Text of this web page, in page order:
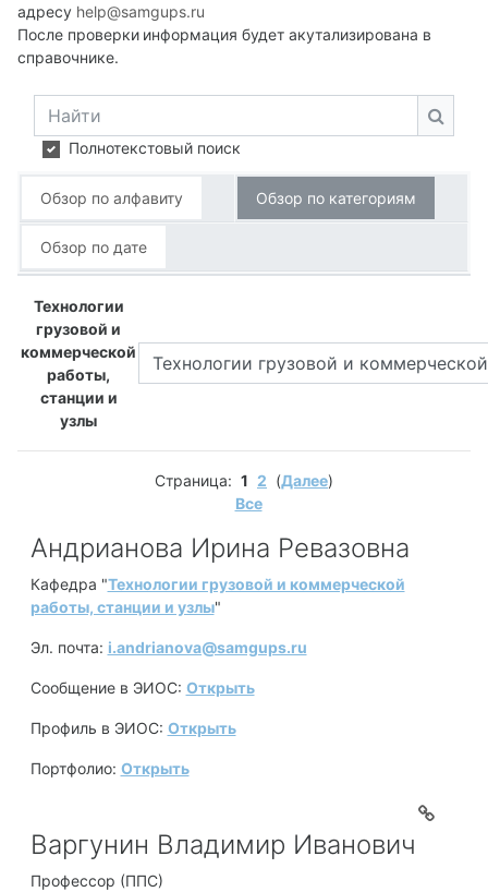
адресу help@samgups.ru
После проверки информация будет акутализирована в
справочнике.
Найти
Найти
Полнотекстовый поиск
Обзор по алфавиту Обзор по категориям
Обзор по дате
Технологии
грузовой и
коммерческой
работы,
станции и
узлы
Категории
Страница: 1 2 (Далее)
Все
Андрианова Ирина Ревазовна
Кафедра "Технологии грузовой и коммерческой
работы, станции и узлы"
Эл. почта: i.andrianova@samgups.ru
Сообщение в ЭИОС: Открыть
Профиль в ЭИОС: Открыть
Портфолио: Открыть
Варгунин Владимир Иванович
Профессор (ППС)